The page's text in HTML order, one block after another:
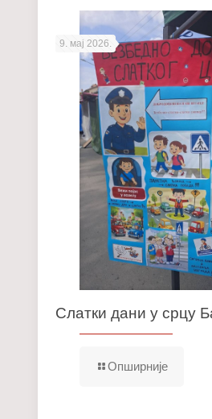
9. мај 2026.
Слатки дани у срцу
Опширније